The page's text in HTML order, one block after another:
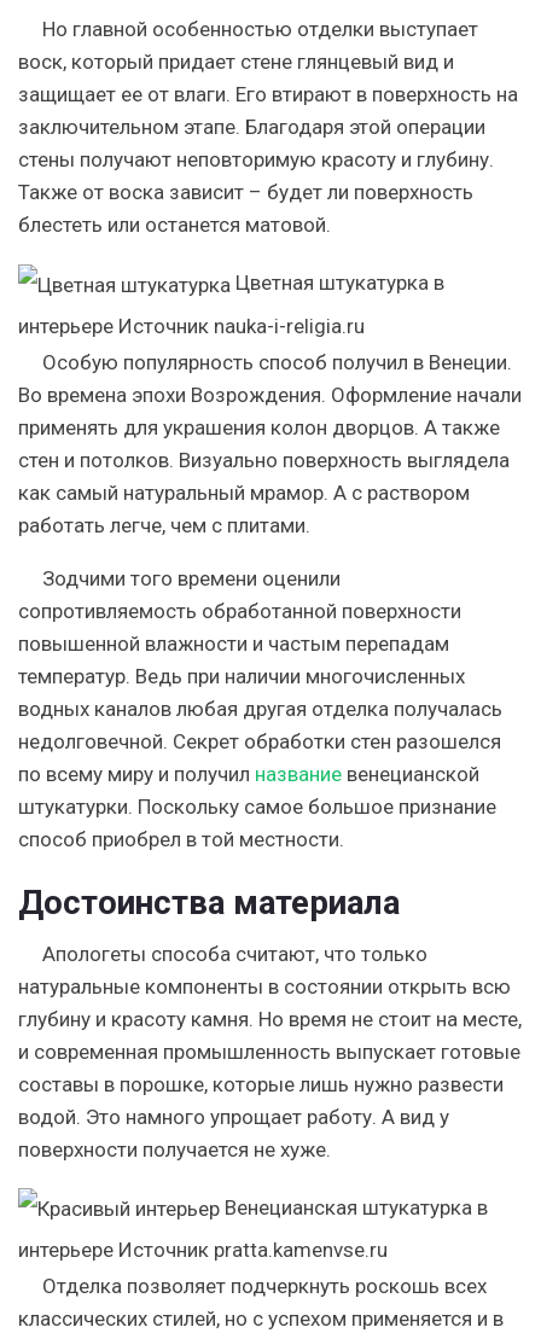
Но главной особенностью отделки выступает
воск, который придает стене глянцевый вид и
защищает ее от влаги. Его втирают в поверхность на
заключительном этапе. Благодаря этой операции
стены получают неповторимую красоту и глубину.
Также от воска зависит – будет ли поверхность
блестеть или останется матовой.
Цветная штукатурка в
интерьере Источник nauka-i-religia.ru
Особую популярность способ получил в Венеции.
Во времена эпохи Возрождения. Оформление начали
применять для украшения колон дворцов. А также
стен и потолков. Визуально поверхность выглядела
как самый натуральный мрамор. А с раствором
работать легче, чем с плитами.
Зодчими того времени оценили
сопротивляемость обработанной поверхности
повышенной влажности и частым перепадам
температур. Ведь при наличии многочисленных
водных каналов любая другая отделка получалась
недолговечной. Секрет обработки стен разошелся
по всему миру и получил название венецианской
штукатурки. Поскольку самое большое признание
способ приобрел в той местности.
Достоинства материала
Апологеты способа считают, что только
натуральные компоненты в состоянии открыть всю
глубину и красоту камня. Но время не стоит на месте,
и современная промышленность выпускает готовые
составы в порошке, которые лишь нужно развести
водой. Это намного упрощает работу. А вид у
поверхности получается не хуже.
Венецианская штукатурка в
интерьере Источник pratta.kamenvse.ru
Отделка позволяет подчеркнуть роскошь всех
классических стилей, но с успехом применяется и в